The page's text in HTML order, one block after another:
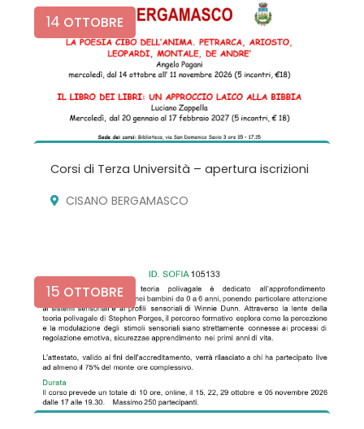
14 OTTOBRE
Corsi di Terza Università – apertura iscrizioni
CISANO BERGAMASCO
15 OTTOBRE